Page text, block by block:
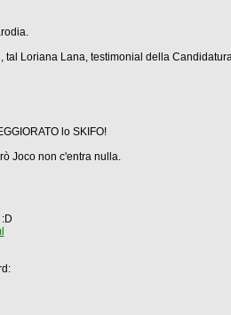
Loriana Lana, testimonial della
lo SKIFO!
Joco non c'entra nulla.